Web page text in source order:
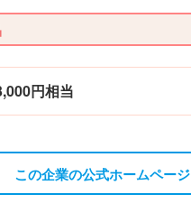
円相当
この企業の公式ホームページ